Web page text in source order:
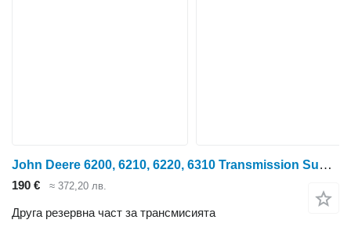
John Deere 6200, 6210, 6220, 6310 Transmission Sun Gear 38t RE41265 за колесен трактор 6200
190 € ≈ 372,20 лв.
Друга резервна част за трансмисията